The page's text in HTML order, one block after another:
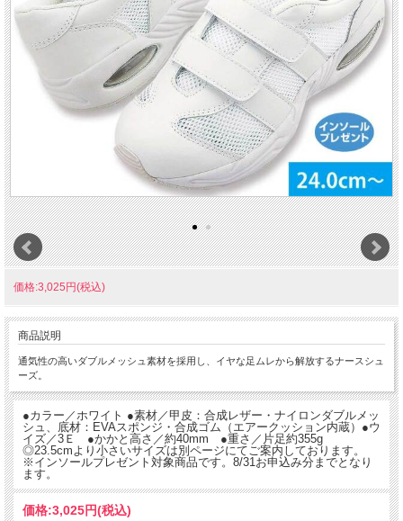
価格:3,025円(税込)
商品説明
通気性の高いダブルメッシュ素材を採用し、イヤな足ムレから解放するナースシュ
ーズ。
●カラー／ホワイト ●素材／甲皮：合成レザー・ナイロンダブルメッ
シュ、底材：EVAスポンジ・合成ゴム（エアークッション内蔵）●ウ
イズ／3Ｅ ●かかと高さ／約40mm ●重さ／片足約355g
◎23.5cmより小さいサイズは別ページにてご案内しております。
※インソールプレゼント対象商品です。8/31お申込み分までとなり
ます。
価格:3,025円(税込)